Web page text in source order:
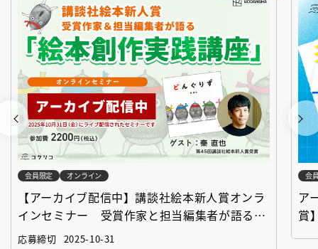
会員限定 オンライン
【アーカイブ配信中】講談社絵本新人賞オンラ
インセミナー 受賞作家と担当編集者が語る
「絵本創作実践講座」
応募締切 2025-10-31
会
ア
賞